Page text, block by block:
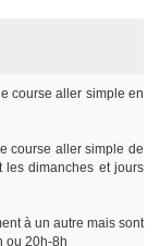
course aller simple en
course aller simple de
dimanches et jours
à un autre mais sont
ou 20h-8h